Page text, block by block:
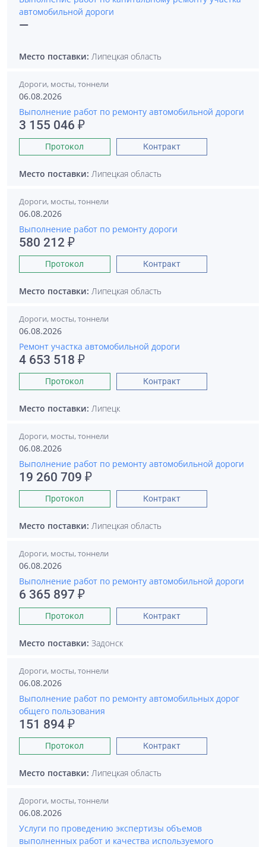
автомобильной дороги
—
Место поставки: Липецкая область
Дороги, мосты, тоннели
06.08.2026
Выполнение работ по ремонту автомобильной дороги
3 155 046 ₽
Протокол Контракт
Место поставки: Липецкая область
Дороги, мосты, тоннели
06.08.2026
Выполнение работ по ремонту дороги
580 212 ₽
Протокол Контракт
Место поставки: Липецкая область
Дороги, мосты, тоннели
06.08.2026
Ремонт участка автомобильной дороги
4 653 518 ₽
Протокол Контракт
Место поставки: Липецк
Дороги, мосты, тоннели
06.08.2026
Выполнение работ по ремонту автомобильной дороги
19 260 709 ₽
Протокол Контракт
Место поставки: Липецкая область
Дороги, мосты, тоннели
06.08.2026
Выполнение работ по ремонту автомобильной дороги
6 365 897 ₽
Протокол Контракт
Место поставки: Задонск
Дороги, мосты, тоннели
06.08.2026
Выполнение работ по ремонту автомобильных дорог
общего пользования
151 894 ₽
Протокол Контракт
Место поставки: Липецкая область
Дороги, мосты, тоннели
06.08.2026
Услуги по проведению экспертизы объемов
выполненных работ и качества используемого